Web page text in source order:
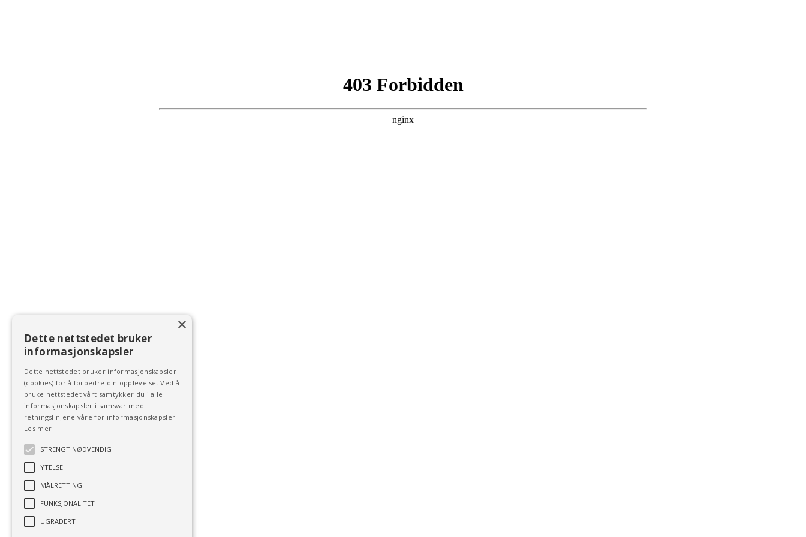
×
Dette nettstedet bruker
informasjonskapsler
Dette nettstedet bruker informasjonskapsler
(cookies) for å forbedre din opplevelse. Ved å
bruke nettstedet vårt samtykker du i alle
informasjonskapsler i samsvar med
retningslinjene våre for informasjonskapsler.
Les mer
STRENGT NØDVENDIG
YTELSE
MÅLRETTING
FUNKSJONALITET
UGRADERT